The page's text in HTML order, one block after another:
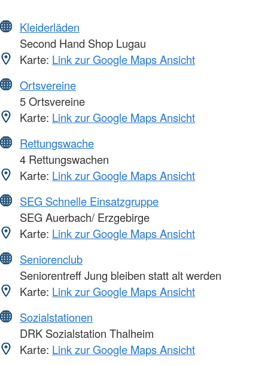
Kleiderläden
Second Hand Shop Lugau
Karte: Link zur Google Maps Ansicht
Ortsvereine
5 Ortsvereine
Karte: Link zur Google Maps Ansicht
Rettungswache
4 Rettungswachen
Karte: Link zur Google Maps Ansicht
SEG Schnelle Einsatzgruppe
SEG Auerbach/ Erzgebirge
Karte: Link zur Google Maps Ansicht
Seniorenclub
Seniorentreff Jung bleiben statt alt werden
Karte: Link zur Google Maps Ansicht
Sozialstationen
DRK Sozialstation Thalheim
Karte: Link zur Google Maps Ansicht